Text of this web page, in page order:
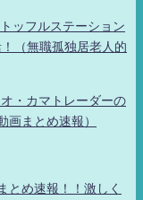
ッフルステーション
（無職孤独居老人的
・カマトレーダーの
まとめ速報）
とめ速報！！激しく